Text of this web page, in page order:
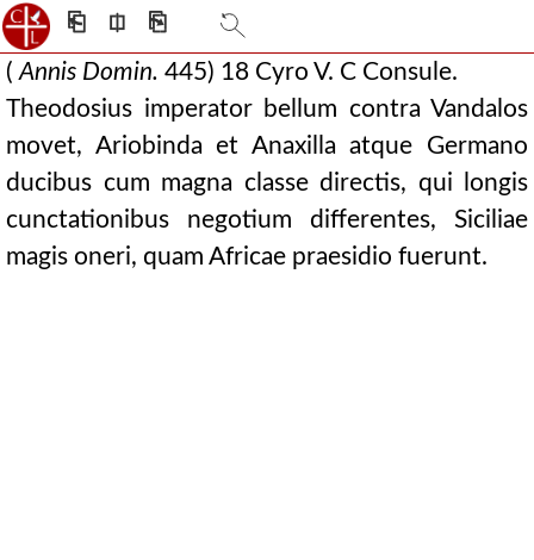
⎗ ⎅ ⎘
( Annis Domin. 445) 18 Cyro V. C Consule.
Theodosius imperator bellum contra Vandalos
movet, Ariobinda et Anaxilla atque Germano
ducibus cum magna classe directis, qui longis
cunctationibus negotium differentes, Siciliae
magis oneri, quam Africae praesidio fuerunt.